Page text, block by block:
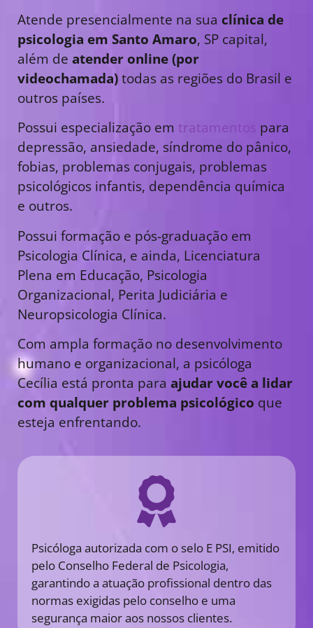
Atende presencialmente na sua clínica de
psicologia em Santo Amaro, SP capital,
além de atender online (por
videochamada)todas as regiões do Brasil e
outros países.
Possui especialização em tratamentos para
depressão, ansiedade, síndrome do pânico,
fobias, problemas conjugais, problemas
psicológicos infantis, dependência química
e outros.
Possui formação e pós-graduação em
Psicologia Clínica, e ainda, Licenciatura
Plena em Educação, Psicologia
Organizacional, Perita Judiciária e
Neuropsicologia Clínica.
Com ampla formação no desenvolvimento
humano e organizacional, a psicóloga
Cecília está pronta para ajudar você a lidar
com qualquer problema psicológico que
esteja enfrentando.
Psicóloga autorizada com o selo E PSI, emitido
pelo Conselho Federal de Psicologia,
garantindo a atuação profissional dentro das
normas exigidas pelo conselho e uma
segurança maior aos nossos clientes.